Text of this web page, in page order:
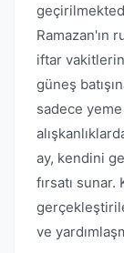
Ramazan'ın
iftar
güneş
sadece
ay, kendini
fırsatı
ve